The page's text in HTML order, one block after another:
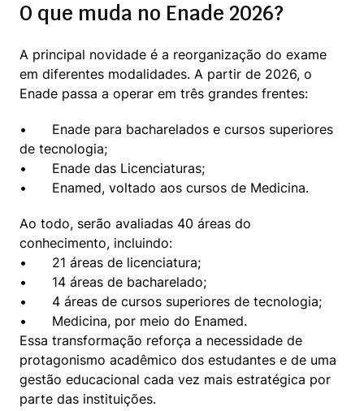
O que muda no Enade 2026?
A principal novidade é a reorganização do exame
em diferentes modalidades. A partir de 2026, o
Enade passa a operar em três grandes frentes:
•	Enade para bacharelados e cursos superiores
de tecnologia;
•	Enade das Licenciaturas;
•	Enamed, voltado aos cursos de Medicina.
Ao todo, serão avaliadas 40 áreas do
conhecimento, incluindo:
•	21 áreas de licenciatura;
•	14 áreas de bacharelado;
•	4 áreas de cursos superiores de tecnologia;
•	Medicina, por meio do Enamed.
Essa transformação reforça a necessidade de
protagonismo acadêmico dos estudantes e de uma
gestão educacional cada vez mais estratégica por
parte das instituições.